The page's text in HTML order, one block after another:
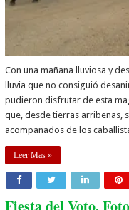
Con una mañana lluviosa y
lluvia que no consiguió
pudieron disfrutar de esta
que, desde tierras arribeñas,
acompañados de los
Leer Mas »